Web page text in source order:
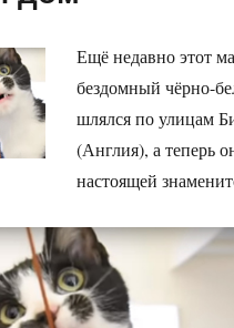
Ещё недавно этот
бездомный чёрно-
шлялся по улицам
(Англия), а теперь
настоящей